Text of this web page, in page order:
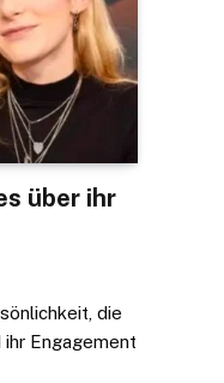
über ihr
die
Engagement